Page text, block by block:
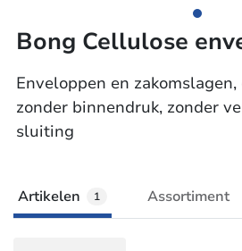
Bong Cellulose
Enveloppen en
zonder binnendruk, zonder
sluiting
Artikelen 1 Assortiment